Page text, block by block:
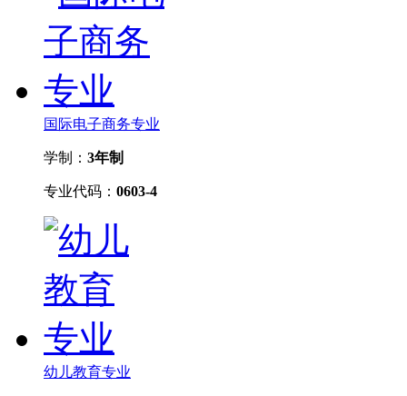
国际电子商务专业
学制： 3年制
专业代码： 0603-4
幼儿教育专业